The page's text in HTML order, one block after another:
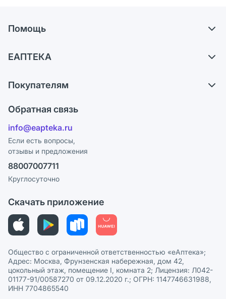
Помощь
Самовывоз из аптек
Ответы на вопросы
Блог
ЕАПТЕКА
Карьера
Поставщики
Лицензия
Реклама на сайте
Ваши товары на ЕАПТЕКЕ
Покупателям
Программа СберСпасибо
Политика конфиденциальности
Пользовательское соглашение
Политика рекомендаций
Этика и соответствие
Политика в отношении обработки персональных данных
Обратная связь
info@eapteka.ru
Если есть вопросы,
отзывы и предложения
88007007711
Круглосуточно
Скачать приложение
Общество с ограниченной ответственностью «еАптека»;
Адрес: Москва, Фрунзенская набережная, дом 42,
цокольный этаж, помещение I, комната 2; Лицензия: Л042-
01177-91/00587270 от 09.12.2020 г.; ОГРН: 1147746631988,
ИНН 7704865540